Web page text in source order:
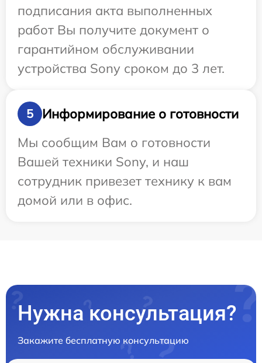
подписания акта выполненных
работ Вы получите документ о
гарантийном обслуживании
устройства Sony сроком до 3 лет.
5
Информирование о готовности
Мы сообщим Вам о готовности
Вашей техники Sony, и наш
сотрудник привезет технику к вам
домой или в офис.
Нужна консультация?
Закажите бесплатную консультацию